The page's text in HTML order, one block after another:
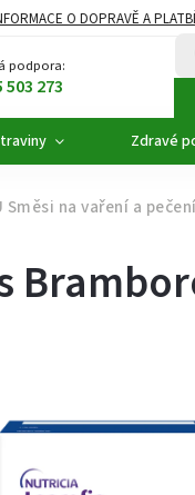
O DOPRAVĚ A
ZDRAVÉ
podpora:
503 273
Zdravé
Směsi na vaření a pečení